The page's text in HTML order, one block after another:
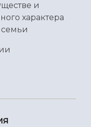
и
характера
семьи